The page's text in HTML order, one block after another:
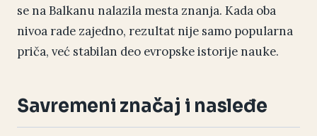
se na Balkanu nalazila mesta znanja. Kada oba
nivoa rade zajedno, rezultat nije samo popularna
priča, već stabilan deo evropske istorije nauke.
Savremeni značaj i nasleđe